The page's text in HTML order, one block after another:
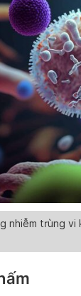
nhiễm trùng